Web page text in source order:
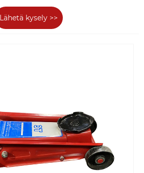
Lähetä kysely >>